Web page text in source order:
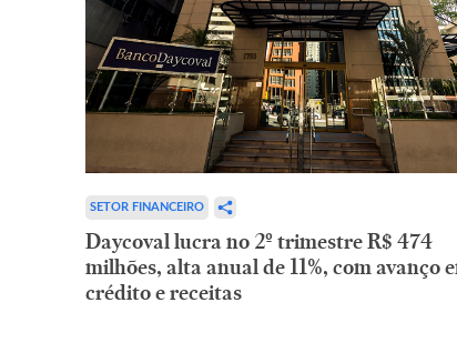
SETOR FINANCEIRO
Daycoval lucra no 2º trimestre R$ 474
milhões, alta anual de 11%, com avanço
crédito e receitas